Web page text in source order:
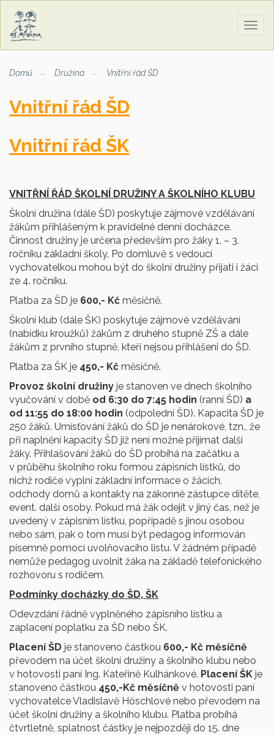
Domů Družina Vnitřní řád ŠD
Vnitřní řád ŠD
Vnitřní řád ŠK
VNITŘNÍ ŘÁD ŠKOLNÍ DRUŽINY A ŠKOLNÍHO KLUBU
Školní družina (dále ŠD) poskytuje zájmové vzdělávání
žákům přihlášeným k pravidelné denní docházce.
Činnost družiny je určena především pro žáky 1. – 3.
ročníku základní školy. Po domluvě s vedoucí
vychovatelkou mohou být do školní družiny přijati i žáci
ze 4. ročníku.
Platba za ŠD je 600,- Kč měsíčně.
Školní klub (dále ŠK) poskytuje zájmové vzdělávání
(nabídku kroužků) žákům z druhého stupně ZŠ a dále
žákům z prvního stupně, kteří nejsou přihlášeni do ŠD.
Platba za ŠK je 450,- Kč měsíčně.
Provoz školní družiny je stanoven ve dnech školního
vyučování v době od 6:30 do 7:45 hodin (ranní ŠD) a
od 11:55 do 18:00 hodin (odpolední ŠD). Kapacita ŠD je
250 žáků. Umísťování žáků do ŠD je nenárokové, tzn., že
při naplnění kapacity ŠD již není možné přijímat další
žáky. Přihlašování žáků do ŠD probíhá na začátku a
v průběhu školního roku formou zápisních lístků, do
nichž rodiče vyplní základní informace o žácích,
odchody domů a kontakty na zákonné zástupce dítěte,
event. další osoby. Pokud má žák odejít v jiný čas, než je
uvedený v zápisním lístku, popřípadě s jinou osobou
nebo sám, pak o tom musí být pedagog informován
písemně pomocí uvolňovacího listu. V žádném případě
nemůže pedagog uvolnit žáka na základě telefonického
rozhovoru s rodičem.
Podmínky docházky do ŠD, ŠK
Odevzdání řádně vyplněného zápisního lístku a
zaplacení poplatku za ŠD nebo ŠK.
Placení ŠD je stanoveno částkou 600,- Kč měsíčně
převodem na účet školní družiny a školního klubu nebo
v hotovosti paní Ing. Kateřině Kulhánkové. Placení ŠK je
stanoveno částkou 450,-Kč měsíčně v hotovosti paní
vychovatelce Vladislavě Höschlové nebo převodem na
účet školní družiny a školního klubu. Platba probíhá
čtvrtletně, splatnost částky je nejpozději do 15. dne